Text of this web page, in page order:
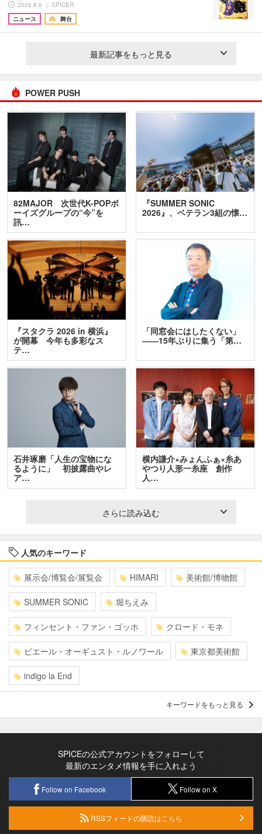
2026.8.6 ｜ SPICER
ニュース
舞台
最新記事をもっと見る
POWER PUSH
82MAJOR 次世代K-POPボ
ーイズグループの“今”を
訊…
『SUMMER SONIC
2026』、ベテラン3組の懐…
『スタクラ 2026 in 横浜』
が開幕 今年も多彩なス
テ…
「同窓会にはしたくない」
――15年ぶりに集う「第…
石井琢磨「人生の宝物にな
るように」 初披露曲やレ
ア…
横内謙介×みょんふぁ×糸あ
やつり人形一糸座 創作
人…
さらに読み込む
人気のキーワード
展示会/博覧会/展覧会 HIMARI 美術館/博物館
SUMMER SONIC 堀ちえみ
フィンセント・ファン・ゴッホ クロード・モネ
ピエール・オーギュスト・ルノワール 東京都美術館
indigo la End
キーワードをもっと見る
SPICEの公式アカウントをフォローして
最新のエンタメ情報を手に入れよう
Follow on Facebook Follow on X
RSSフィードの購読はこちら